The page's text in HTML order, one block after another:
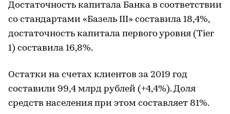
Достаточность капитала Банка в соответствии
со стандартами «Базель III» составила 18,4%,
достаточность капитала первого уровня (Tier
1) составила 16,8%.
Остатки на счетах клиентов за 2019 год
составили 99,4 млрд рублей (+4,4%). Доля
средств населения при этом составляет 81%.